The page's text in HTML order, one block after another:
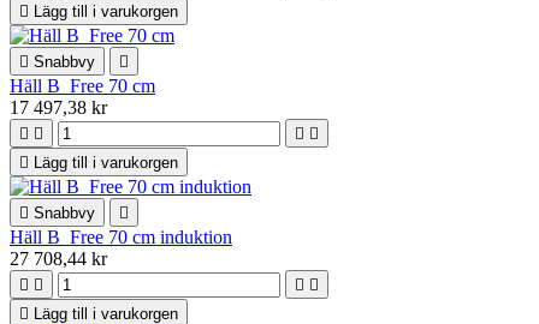

Lägg till i varukorgen
 Snabbvy 
Häll B_Free 70 cm
17 497,38 kr
   

Lägg till i varukorgen
 Snabbvy 
Häll B_Free 70 cm induktion
27 708,44 kr
   

Lägg till i varukorgen